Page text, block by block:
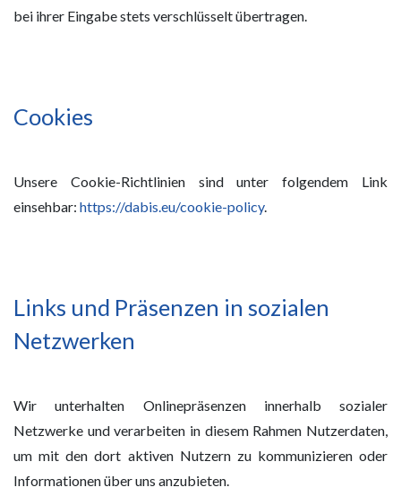
bei ihrer Eingabe stets verschlüsselt übertragen.
Cookies
Unsere Cookie-Richtlinien sind unter folgendem Link
einsehbar: https://dabis.eu/cookie-policy.
Links und Präsenzen in sozialen
Netzwerken
Wir unterhalten Onlinepräsenzen innerhalb sozialer
Netzwerke und verarbeiten in diesem Rahmen Nutzerdaten,
um mit den dort aktiven Nutzern zu kommunizieren oder
Informationen über uns anzubieten.